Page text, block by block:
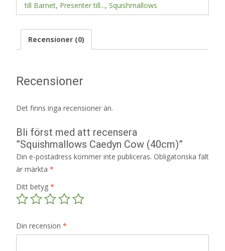
till Barnet, Presenter till..., Squishmallows
Recensioner (0)
Recensioner
Det finns inga recensioner än.
Bli först med att recensera
”Squishmallows Caedyn Cow (40cm)”
Din e-postadress kommer inte publiceras. Obligatoriska fält
är märkta *
Ditt betyg *
Din recension *